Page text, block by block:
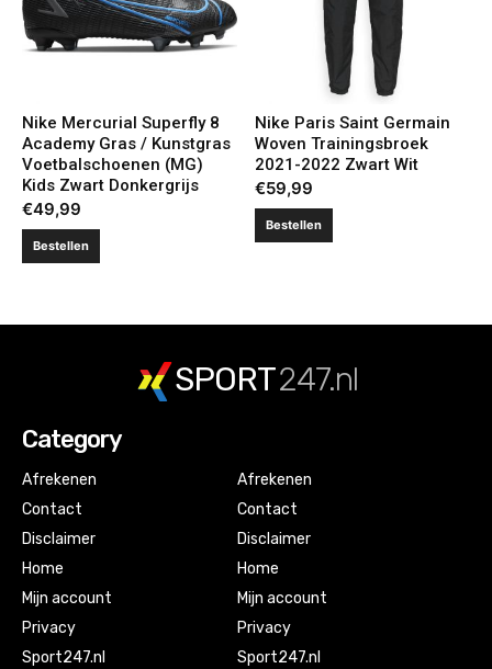
Nike Mercurial Superfly 8
Academy Gras / Kunstgras
Voetbalschoenen (MG)
Kids Zwart Donkergrijs
€49,99
Bestellen
Nike Paris Saint Germain
Woven Trainingsbroek
2021-2022 Zwart Wit
€59,99
Bestellen
SPORT247.nl
Category
Afrekenen
Contact
Disclaimer
Home
Mijn account
Privacy
Sport247.nl
Afrekenen
Contact
Disclaimer
Home
Mijn account
Privacy
Sport247.nl